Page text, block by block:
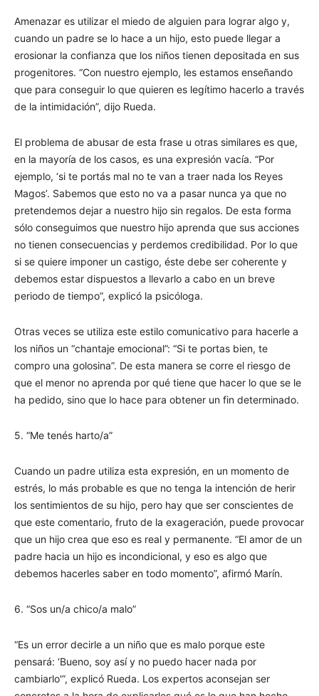
Amenazar es utilizar el miedo de alguien para lograr algo y,
cuando un padre se lo hace a un hijo, esto puede llegar a
erosionar la confianza que los niños tienen depositada en sus
progenitores. “Con nuestro ejemplo, les estamos enseñando
que para conseguir lo que quieren es legítimo hacerlo a través
de la intimidación”, dijo Rueda.
El problema de abusar de esta frase u otras similares es que,
en la mayoría de los casos, es una expresión vacía. “Por
ejemplo, ‘si te portás mal no te van a traer nada los Reyes
Magos’. Sabemos que esto no va a pasar nunca ya que no
pretendemos dejar a nuestro hijo sin regalos. De esta forma
sólo conseguimos que nuestro hijo aprenda que sus acciones
no tienen consecuencias y perdemos credibilidad. Por lo que
si se quiere imponer un castigo, éste debe ser coherente y
debemos estar dispuestos a llevarlo a cabo en un breve
periodo de tiempo”, explicó la psicóloga.
Otras veces se utiliza este estilo comunicativo para hacerle a
los niños un “chantaje emocional”: “Si te portas bien, te
compro una golosina”. De esta manera se corre el riesgo de
que el menor no aprenda por qué tiene que hacer lo que se le
ha pedido, sino que lo hace para obtener un fin determinado.
5. “Me tenés harto/a”
Cuando un padre utiliza esta expresión, en un momento de
estrés, lo más probable es que no tenga la intención de herir
los sentimientos de su hijo, pero hay que ser conscientes de
que este comentario, fruto de la exageración, puede provocar
que un hijo crea que eso es real y permanente. “El amor de un
padre hacia un hijo es incondicional, y eso es algo que
debemos hacerles saber en todo momento”, afirmó Marín.
6. “Sos un/a chico/a malo”
“Es un error decirle a un niño que es malo porque este
pensará: ‘Bueno, soy así y no puedo hacer nada por
cambiarlo'”, explicó Rueda. Los expertos aconsejan ser